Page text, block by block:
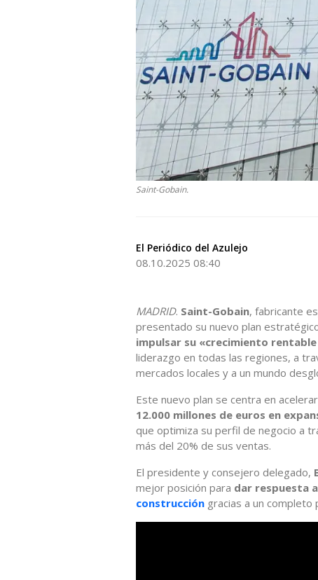
Saint-Gobain.
El Periódico del Azulejo
08.10.2025 08:40
MADRID. Saint-Gobain, fabricante
presentado su nuevo plan
impulsar su «crecimiento
liderazgo en todas las regiones, a
mercados locales y a un mundo
Este nuevo plan se centra en
12.000 millones de euros en
que optimiza su perfil de negocio a
más del 20% de sus ventas.
El presidente y consejero delegado,
mejor posición para dar respuesta
construcción gracias a un